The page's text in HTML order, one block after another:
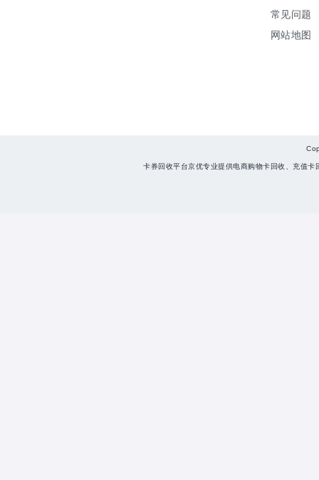
常见问题
网站地图
卡券回收平台京优专业提供电商购物卡回收、充值